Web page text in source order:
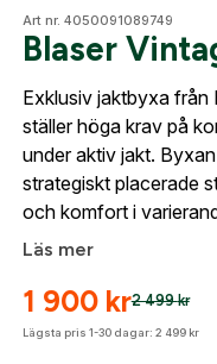
Mer
Mitt konto
Kontakta oss
Art nr. 4050091089749
Blaser
Exklusiv jaktbyxa från
ställer höga krav på
under aktiv jakt.
strategiskt placerade
och komfort i
Läs mer
2 499kr
1 900 kr
Lägsta pris 1-30 dagar: 2 499 kr
Logga in
Logga in för att
fakturabetalning och
När du är inloggad
automatiskt enligt
formuläret så
skapat. I vår FAQ
frågorna gällande
Företag- eller
Org. nummer